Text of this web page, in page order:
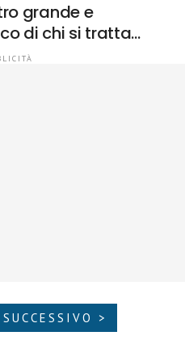
grande e
di chi si tratta…
SUCCESSIVO >